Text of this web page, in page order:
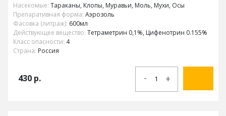
Насекомые: Тараканы, Клопы, Муравьи, Моль, Мухи, Осы
Препаративная форма: Аэрозоль
Фасовка (литраж): 600мл
Действующее вещество: Тетраметрин 0,1%, Цифенотрин 0.155%
Класс опасности: 4
Страна: Россия
430 р. - +